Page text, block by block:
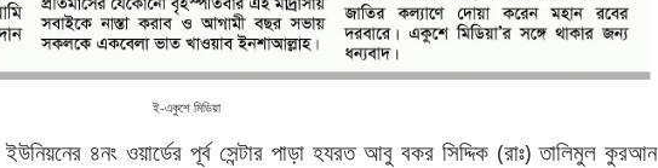
ই-একুশে মিডিয়া
ইউনিয়নের ৪নং ওয়ার্ডের পূর্ব সেন্টার পাড়া হযরত আবু বকর সিদ্দিক(রাঃ)তালিমুল কুরআন